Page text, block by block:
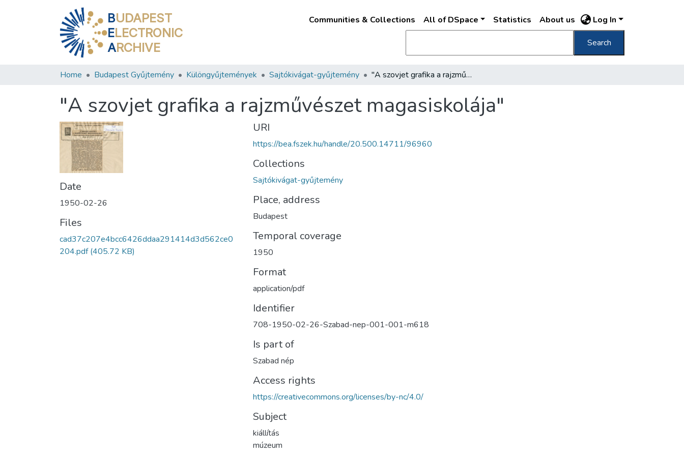
BUDAPEST
ELECTRONIC
ARCHIVE
Communities & Collections All of DSpace Statistics About us Log In
Search
Home Budapest Gyűjtemény Különgyűjtemények Sajtókivágat-gyűjtemény "A szovjet grafika a rajzművészet magasiskolája"
"A szovjet grafika a rajzművészet magasiskolája"
Date
1950-02-26
Files
cad37c207e4bcc6426ddaa291414d3d562ce0
204.pdf(405.72 KB)
URI
https://bea.fszek.hu/handle/20.500.14711/96960
Collections
Sajtókivágat-gyűjtemény
Place, address
Budapest
Temporal coverage
1950
Format
application/pdf
Identifier
708-1950-02-26-Szabad-nep-001-001-m618
Is part of
Szabad nép
Access rights
https://creativecommons.org/licenses/by-nc/4.0/
Subject
kiállítás
múzeum